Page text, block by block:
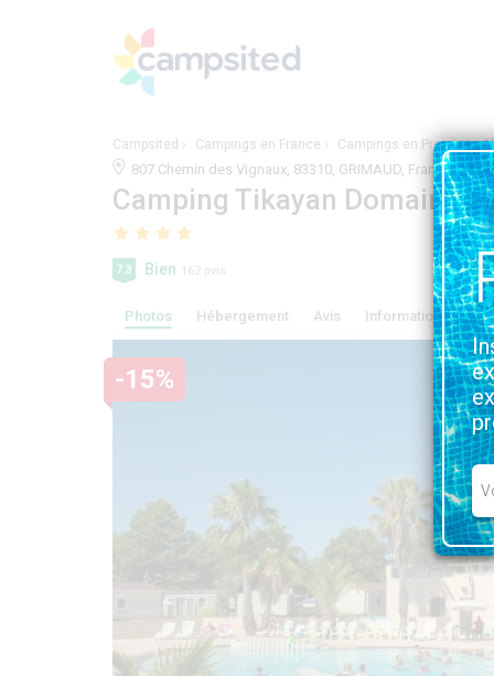
Campsited Campings en France Campings en Provence-
807 Chemin des Vignaux, 83310, GRIMAUD, France | VAR,
Camping Tikayan Domaine
7.3 Bien 162 avis
Photos Hébergement Avis Information,
-15%